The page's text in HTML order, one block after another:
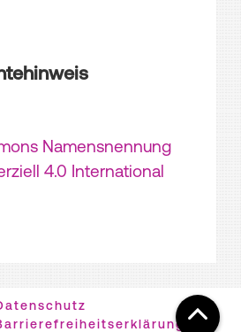
Namensnennung
4.0 International